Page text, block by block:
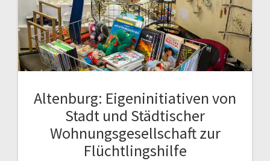
Altenburg: Eigeninitiativen von
Stadt und Städtischer
Wohnungsgesellschaft zur
Flüchtlingshilfe